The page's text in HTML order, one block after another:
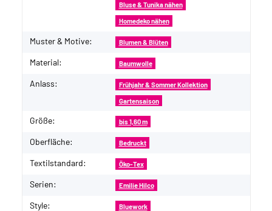
Bluse & Tunika nähen
Homedeko nähen
Muster & Motive: Blumen & Blüten
Material: Baumwolle
Anlass: Frühjahr & Sommer Kollektion
Gartensaison
Größe: bis 1,60 m
Oberfläche: Bedruckt
Textilstandard: Öko-Tex
Serien: Emilie Hilco
Style: Bluework